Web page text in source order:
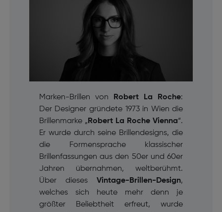
Marken-Brillen von Robert La Roche:
Der Designer gründete 1973 in Wien die
Brillenmarke „ Robert La Roche Vienna“.
Er wurde durch seine Brillendesigns, die
die Formensprache klassischer
Brillenfassungen aus den 50er und 60er
Jahren übernahmen, weltberühmt.
Über diesesVintage-Brillen-Design,
welches sich heute mehr denn je
größter Beliebtheit erfreut, wurde